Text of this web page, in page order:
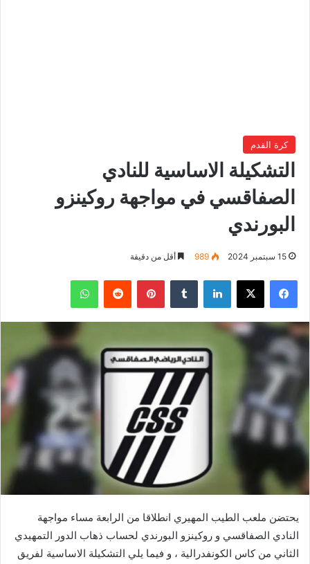
كرة القدم
التشكيلة الاساسية للنادي
الصفاقسي في مواجهة روكينزو
البورندي
15 سبتمبر 2024 989 أقل من دقيقة
فيسبوك ‫X لينكدإن بينتيريست واتساب
يحتضن ملعب الطيب المهيري انطلاقا من الرابعة مساء مواجهة
النادي الصفاقسي و روكينزو البورندي لحساب ذهاب الدور التمهيدي
الثاني من كاس الكونفدرالية ، و فيما يلي التشكيلة الاساسية لفريق